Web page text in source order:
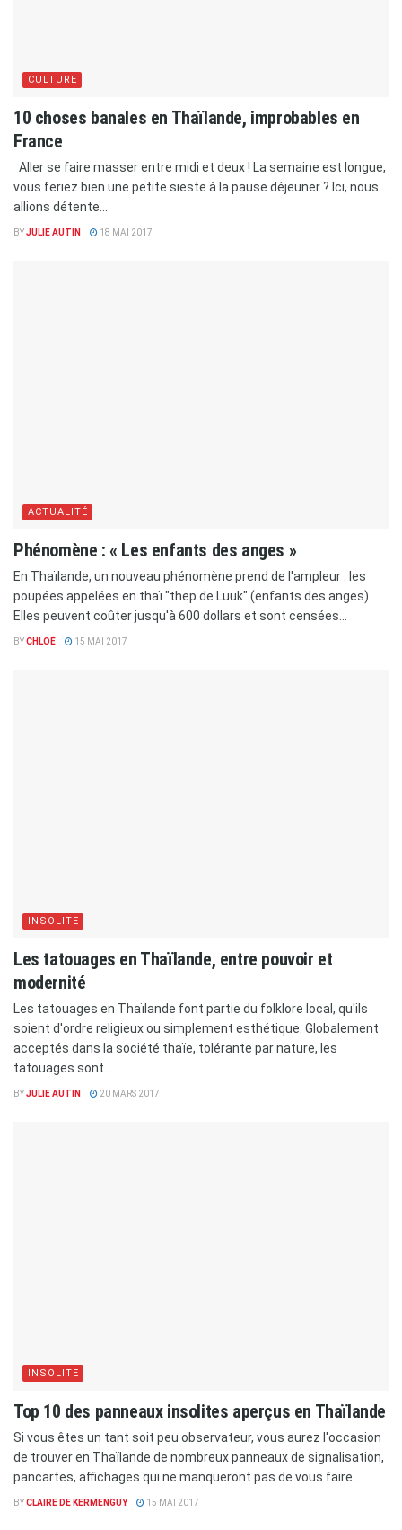
CULTURE
10 choses banales en Thaïlande, improbables en
France
Aller se faire masser entre midi et deux ! La semaine est longue,
vous feriez bien une petite sieste à la pause déjeuner ? Ici, nous
allions détente...
BYJULIE AUTIN 18 MAI 2017
ACTUALITÉ
Phénomène : « Les enfants des anges »
En Thaïlande, un nouveau phénomène prend de l'ampleur : les
poupées appelées en thaï "thep de Luuk" (enfants des anges).
Elles peuvent coûter jusqu'à 600 dollars et sont censées...
BYCHLOÉ 15 MAI 2017
INSOLITE
Les tatouages en Thaïlande, entre pouvoir et
modernité
Les tatouages en Thaïlande font partie du folklore local, qu'ils
soient d'ordre religieux ou simplement esthétique. Globalement
acceptés dans la société thaïe, tolérante par nature, les
tatouages sont...
BYJULIE AUTIN 20 MARS 2017
INSOLITE
Top 10 des panneaux insolites aperçus en Thaïlande
Si vous êtes un tant soit peu observateur, vous aurez l'occasion
de trouver en Thaïlande de nombreux panneaux de signalisation,
pancartes, affichages qui ne manqueront pas de vous faire...
BYCLAIRE DE KERMENGUY 15 MAI 2017